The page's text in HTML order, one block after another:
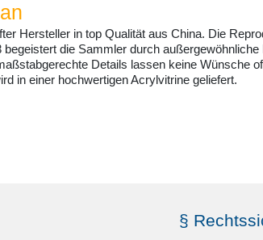
Hersteller in top Qualität aus China. Die
begeistert die Sammler durch
Details lassen keine Wünsche
in einer hochwertigen Acrylvitrine geliefert.
§